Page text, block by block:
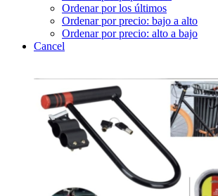
Ordenar por los últimos
Ordenar por precio: bajo a alto
Ordenar por precio: alto a bajo
Cancel